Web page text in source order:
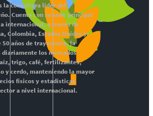
la consultora líder del
Cuenta con su sede principal
internacional, a través de
Colombia, Estados Unidos y
50 años de trayectoria, la
los mercados
trigo, café, fertilizantes,
y cerdo, manteniendo la mayor
físicos y estadísticas
a nivel internacional.